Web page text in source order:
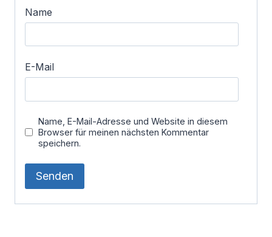
Name
E-Mail
Name, E-Mail-Adresse und Website in diesem
Browser für meinen nächsten Kommentar
speichern.